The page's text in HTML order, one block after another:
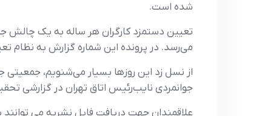
شده است.
تعیین دستمزد کارگران هر ساله به یک چالش
می‌رسد. در پرونده این شماره گزارش به نظام
جوانمردی نایب‌رئیس اتاق تهران در گزارشی
علاقمندان جهت دریافت فایل نشریه می توانند